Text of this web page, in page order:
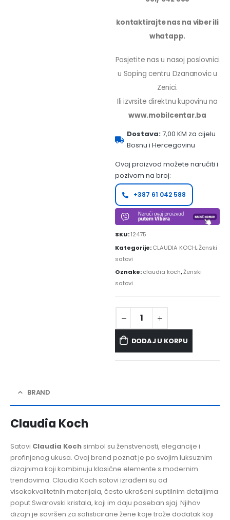
kontaktirajte nas na viber ili
whatapp.
Posjetite nas u nasoj poslovnici
u Soping centru Dzananovic u
Zenici.
Ili izvrsite direktnu kupovinu na
www.mobilcentar.ba
Dostava:7,00 KM za cijelu
Bosnu i Hercegovinu
Ovaj proizvod možete naručiti i
pozivom na broj:
+387 61 042 588
SKU:12475
Kategorije:CLAUDIA KOCH,Ženski
satovi
Oznake:claudia koch,Ženski
satovi
DODAJ U KORPU
BRAND
Claudia Koch
Satovi Claudia Koch simbol su ženstvenosti, elegancije i
profinjenog ukusa. Ovaj brend poznat je po svojim luksuznim
dizajnima koji kombinuju klasične elemente s modernim
trendovima. Claudia Koch satovi izrađeni su od
visokokvalitetnih materijala, često ukrašeni suptilnim detaljima
poput Swarovski kristala, koji im daju poseban sjaj. Njihov
dizajn je savršen za sofisticirane žene koje traže dodatak koji